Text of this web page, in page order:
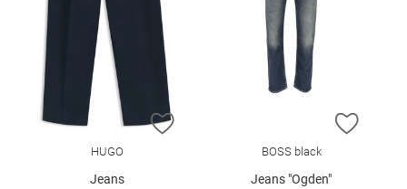
ZUR WUNSCHLISTE HINZUFÜGEN
HUGO
Jeans
ZUR
BOSS black
Jeans "Ogden"